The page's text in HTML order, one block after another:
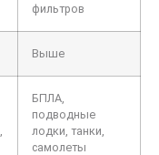
фильтров
Выше
БПЛА,
подводные
лодки, танки,
самолеты